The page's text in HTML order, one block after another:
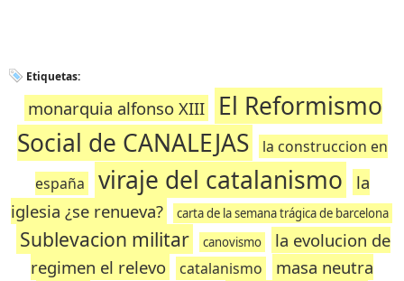
Etiquetas:
monarquia alfonso XIII
El Reformismo
Social de CANALEJAS
la construccion en
españa
viraje del catalanismo
la
iglesia ¿se renueva?
carta de la semana trágica de barcelona
Sublevacion militar canovismo
la evolucion de
regimen el relevo
catalanismo
masa neutra